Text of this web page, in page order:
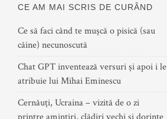
CE AM MAI SCRIS DE CURÂND
Ce să faci când te mușcă o pisică (sau
câine) necunoscută
Chat GPT inventează versuri și apoi i le
atribuie lui Mihai Eminescu
Cernăuți, Ucraina – vizită de o zi